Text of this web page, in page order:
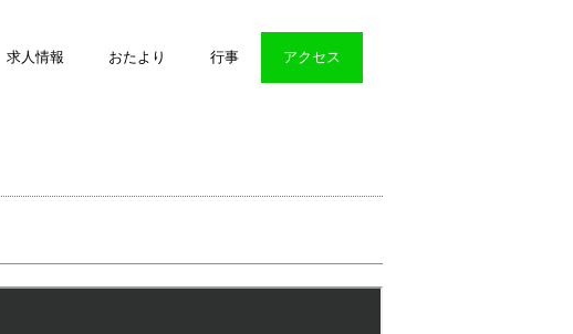
求人情報 おたより 行事 アクセス